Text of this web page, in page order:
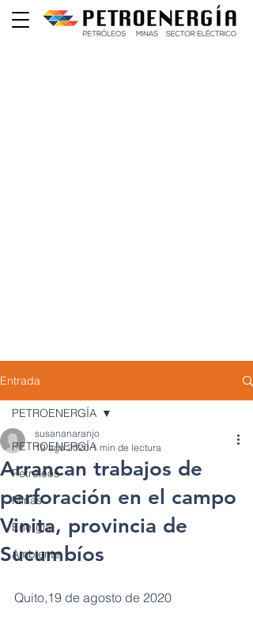
Entrada
PETROENERGÍA
Petróleos
Minas
Energía
Ambiente
PETROENERGÍA
Arrancan trabajos de
perforación en el campo
Vinita, provincia de
Sucumbíos
susananaranjo
19 ago 2020 1 min de lectura
Quito,19 de agosto de 2020